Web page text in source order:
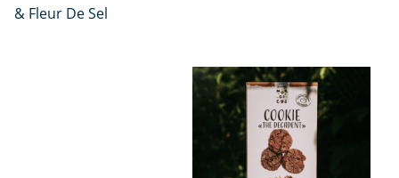
& Fleur De Sel